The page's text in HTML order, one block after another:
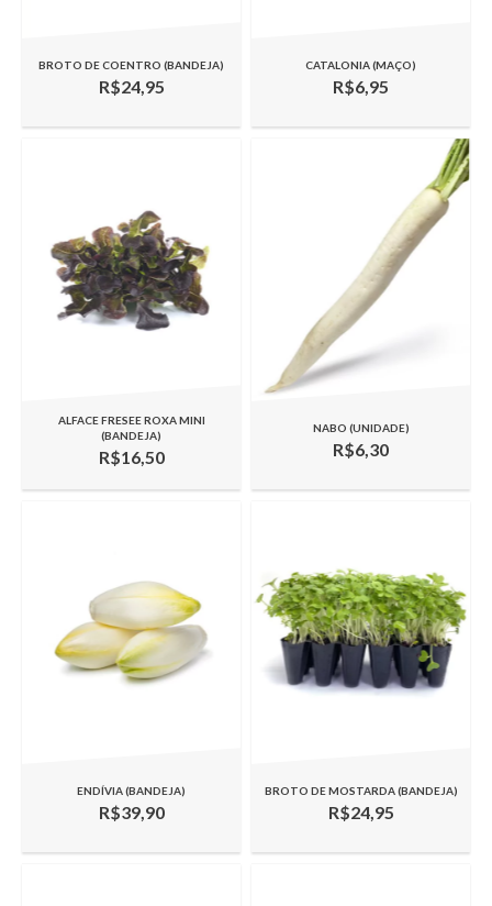
BROTO DE COENTRO (BANDEJA)
R$24,95
CATALONIA (MAÇO)
R$6,95
ALFACE FRESEE ROXA MINI
(BANDEJA)
R$16,50
NABO (UNIDADE)
R$6,30
ENDÍVIA (BANDEJA)
R$39,90
BROTO DE MOSTARDA (BANDEJA)
R$24,95